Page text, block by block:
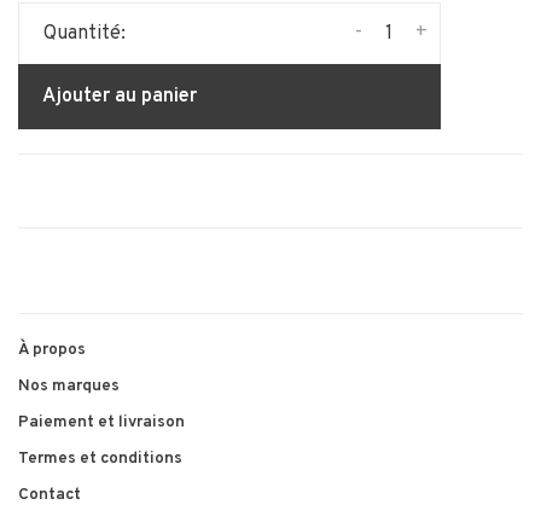
Quantité: +
-
Ajouter au panier
À propos
Nos marques
Paiement et livraison
Termes et conditions
Contact